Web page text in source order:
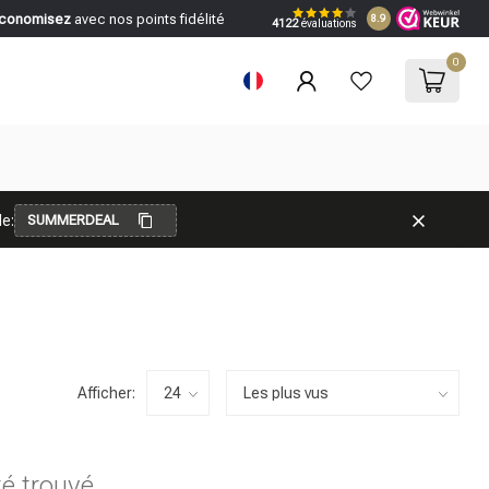
avec nos points fidélité 4122évaluations 8.9
0
SUMMERDEAL
Afficher: